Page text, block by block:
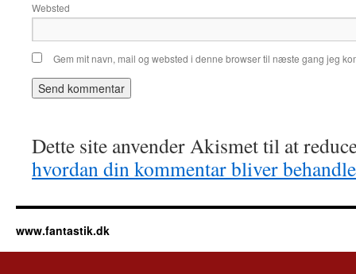
Websted
Gem mit navn, mail og websted i denne browser til næste gang jeg
Dette site anvender Akismet til at
hvordan din kommentar bliver
www.fantastik.dk